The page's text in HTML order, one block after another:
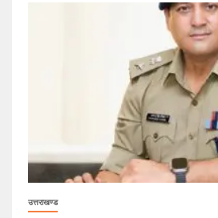
उत्तराखण्ड